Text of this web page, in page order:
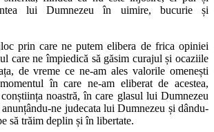
lui Dumnezeu în uimire, bucurie și
prin care ne putem elibera de frica opiniei
care ne împiedică să găsim curajul și ocaziile
de vreme ce ne-am ales valorile omenești
în care ne-am eliberat de acestea,
noastră, în care glasul lui Dumnezeu
ne judecata lui Dumnezeu și dându-
să trăim deplin și în libertate.